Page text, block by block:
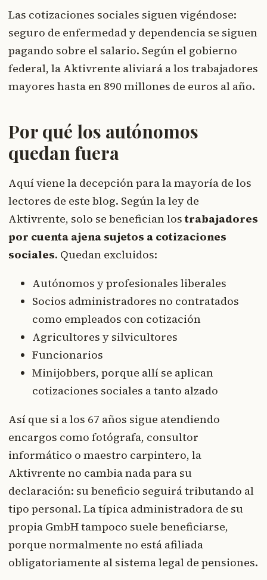
Las cotizaciones sociales siguen vigéndose:
seguro de enfermedad y dependencia se siguen
pagando sobre el salario. Según el gobierno
federal, la Aktivrente aliviará a los trabajadores
mayores hasta en 890 millones de euros al año.
Por qué los autónomos
quedan fuera
Aquí viene la decepción para la mayoría de los
lectores de este blog. Según la ley de
Aktivrente, solo se benefician lostrabajadores
por cuenta ajena sujetos a cotizaciones
sociales. Quedan excluidos:
Autónomos y profesionales liberales
Socios administradores no contratados
como empleados con cotización
Agricultores y silvicultores
Funcionarios
Minijobbers, porque allí se aplican
cotizaciones sociales a tanto alzado
Así que si a los 67 años sigue atendiendo
encargos como fotógrafa, consultor
informático o maestro carpintero, la
Aktivrente no cambia nada para su
declaración: su beneficio seguirá tributando al
tipo personal. La típica administradora de su
propia GmbH tampoco suele beneficiarse,
porque normalmente no está afiliada
obligatoriamente al sistema legal de pensiones.